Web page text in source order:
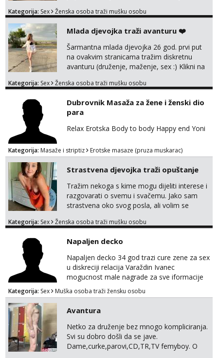
bilo kad i bilo gdje zato se javi što prije da
tamo, cekam te!
Kategorija: Sex Ženska osoba traži mušku osobu
Mlada djevojka traži avanturu ❤️
Šarmantna mlada djevojka 26 god. prvi put
na ovakvim stranicama tražim diskretnu
avanturu (druženje, maženje, sex :) Klikni na
Kategorija: Sex Ženska osoba traži mušku osobu
Dubrovnik Masaža za žene i ženski dio
para
Relax Erotska Body to body Happy end Yoni
Kategorija: Masaže i striptiz Erotske masaze (pruza muskarac)
Strastvena djevojka traži opuštanje
Tražim nekoga s kime mogu dijeliti interese i
razgovarati o svemu i svačemu. Jako sam
strastvena oko svog posla, ali volim se
Voljela bi naci nekoga pa da se nemoram
ispod i nadji me tamo, cekam te!
Kategorija: Sex Ženska osoba traži mušku osobu
Napaljen decko
Napaljen decko 34 god trazi cure zene za sex
u diskreciji relacija Varaždin Ivanec
mogucnost male nagrade za sve iformacije
pisite na broj 098819637 pusa
Kategorija: Sex Muška osoba traži žensku osobu
Avantura
Netko za druženje bez mnogo kompliciranja.
Svi su dobro došli da se jave.
Dame,curke,parovi,CD,TR,TV femyboy. O